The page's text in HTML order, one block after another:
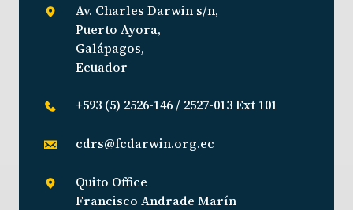
Av. Charles Darwin s/n,
Puerto Ayora,
Galápagos,
Ecuador
+593 (5) 2526-146 / 2527-013 Ext 101
cdrs@fcdarwin.org.ec
Quito Office
Francisco Andrade Marín